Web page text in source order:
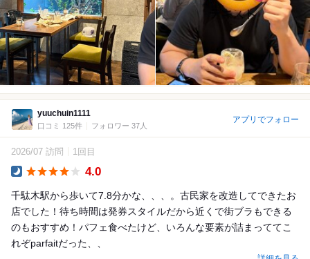
yuuchuin1111
口コミ 125件 フォロワー 37人
アプリでフォロー
2026/07 訪問 1回目
4.0
千駄木駅から歩いて7.8分かな、、、。古民家を改造してできたお
店でした！待ち時間は発券スタイルだから近くで街ブラもできる
のもおすすめ！パフェ食べたけど、いろんな要素が詰まっててこ
れぞparfaitだった、、